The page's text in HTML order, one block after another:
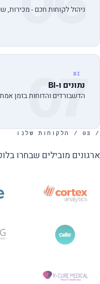
ניהול לקוחות חכם - מכירות,
07
BI
נתונים ו-BI
הדשבורדים והדוחות בזמן
/ 03 / הלקוחות שלנו
ארגונים מובילים שבחרו